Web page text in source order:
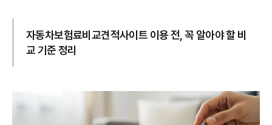
자동차보험료비교견적사이트 이용 전, 꼭 알아야 할 비
교 기준 정리